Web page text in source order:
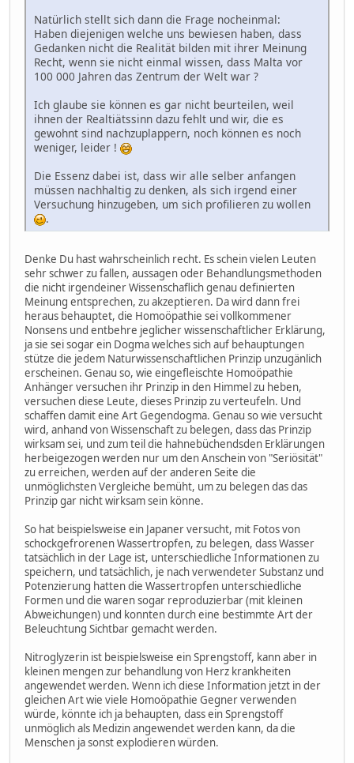
Natürlich stellt sich dann die Frage nocheinmal:
Haben diejenigen welche uns bewiesen haben, dass
Gedanken nicht die Realität bilden mit ihrer Meinung
Recht, wenn sie nicht einmal wissen, dass Malta vor
100 000 Jahren das Zentrum der Welt war ?
Ich glaube sie können es gar nicht beurteilen, weil
ihnen der Realtiätssinn dazu fehlt und wir, die es
gewohnt sind nachzuplappern, noch können es noch
weniger, leider !
Die Essenz dabei ist, dass wir alle selber anfangen
müssen nachhaltig zu denken, als sich irgend einer
Versuchung hinzugeben, um sich profilieren zu wollen
.
Denke Du hast wahrscheinlich recht. Es schein vielen Leuten
sehr schwer zu fallen, aussagen oder Behandlungsmethoden
die nicht irgendeiner Wissenschaflich genau definierten
Meinung entsprechen, zu akzeptieren. Da wird dann frei
heraus behauptet, die Homoöpathie sei vollkommener
Nonsens und entbehre jeglicher wissenschaftlicher Erklärung,
ja sie sei sogar ein Dogma welches sich auf behauptungen
stütze die jedem Naturwissenschaftlichen Prinzip unzugänlich
erscheinen. Genau so, wie eingefleischte Homoöpathie
Anhänger versuchen ihr Prinzip in den Himmel zu heben,
versuchen diese Leute, dieses Prinzip zu verteufeln. Und
schaffen damit eine Art Gegendogma. Genau so wie versucht
wird, anhand von Wissenschaft zu belegen, dass das Prinzip
wirksam sei, und zum teil die hahnebüchendsden Erklärungen
herbeigezogen werden nur um den Anschein von "Seriösität"
zu erreichen, werden auf der anderen Seite die
unmöglichsten Vergleiche bemüht, um zu belegen das das
Prinzip gar nicht wirksam sein könne.
So hat beispielsweise ein Japaner versucht, mit Fotos von
schockgefrorenen Wassertropfen, zu belegen, dass Wasser
tatsächlich in der Lage ist, unterschiedliche Informationen zu
speichern, und tatsächlich, je nach verwendeter Substanz und
Potenzierung hatten die Wassertropfen unterschiedliche
Formen und die waren sogar reproduzierbar (mit kleinen
Abweichungen) und konnten durch eine bestimmte Art der
Beleuchtung Sichtbar gemacht werden.
Nitroglyzerin ist beispielsweise ein Sprengstoff, kann aber in
kleinen mengen zur behandlung von Herz krankheiten
angewendet werden. Wenn ich diese Information jetzt in der
gleichen Art wie viele Homoöpathie Gegner verwenden
würde, könnte ich ja behaupten, dass ein Sprengstoff
unmöglich als Medizin angewendet werden kann, da die
Menschen ja sonst explodieren würden.